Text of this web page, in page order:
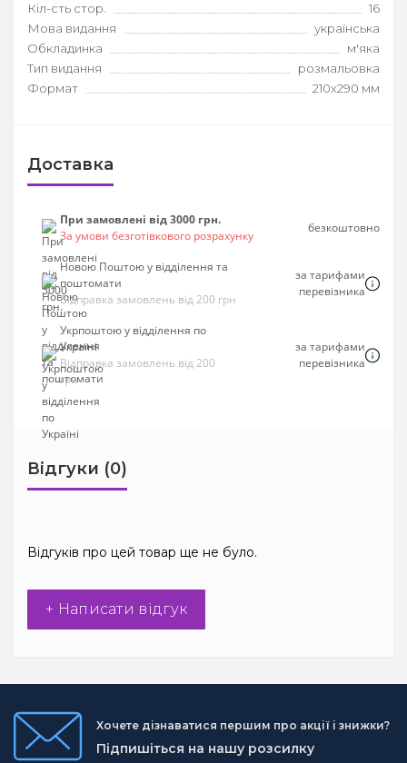
Кіл-сть стор.
16
Мова видання
українська
Обкладинка
м'яка
Тип видання
розмальовка
Формат
210х290 мм
Доставка
При замовлені від 3000 грн.
За умови безготівкового розрахунку
безкоштовно
Новою Поштою у відділення та
поштомати
Відправка замовлень від 200 грн
за тарифами
перевізника
Укрпоштою у відділення по
Україні
Відправка замовлень від 200
грн
за тарифами
перевізника
Відгуки (0)
Відгуків про цей товар ще не було.
+ Написати відгук
Хочете дізнаватися першим про акції і знижки?
Підпишіться на нашу розсилку